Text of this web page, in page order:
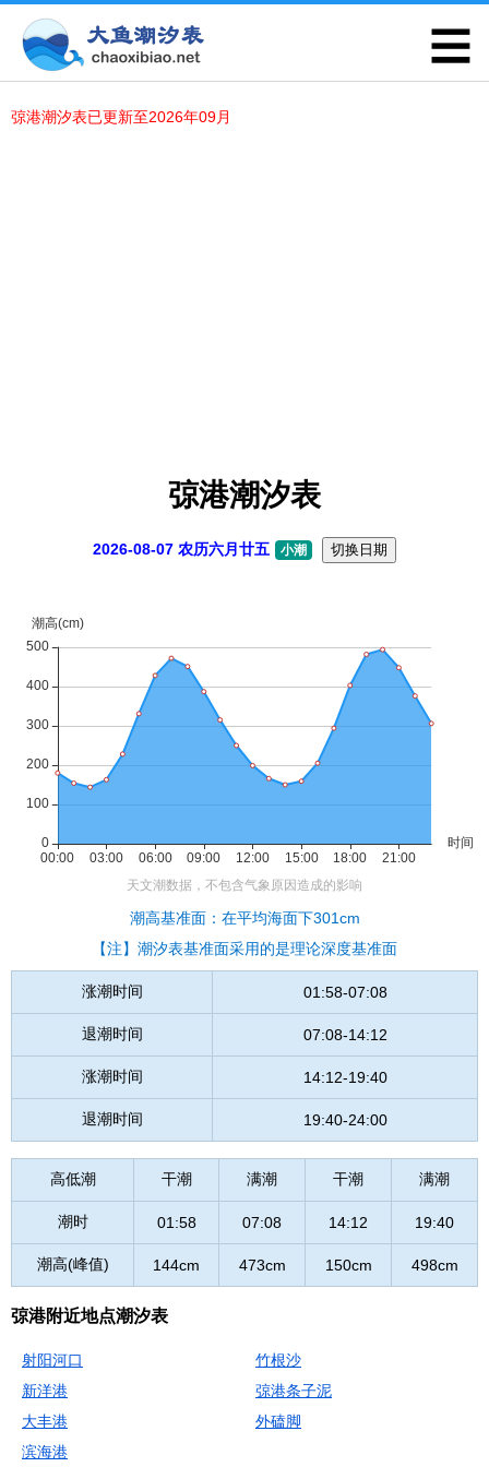
弶港潮汐表已更新至2026年09月
弶港潮汐表
2026-08-07 农历六月廿五 小潮 切换日期
潮高基准面：在平均海面下301cm
【注】潮汐表基准面采用的是理论深度基准面
涨潮时间 01:58-07:08
退潮时间 07:08-14:12
涨潮时间 14:12-19:40
退潮时间 19:40-24:00
高低潮 干潮 满潮 干潮 满潮
潮时 01:58 07:08 14:12 19:40
潮高(峰值) 144cm 473cm 150cm 498cm
弶港附近地点潮汐表
射阳河口
竹根沙
新洋港
弶港条子泥
大丰港
外磕脚
滨海港